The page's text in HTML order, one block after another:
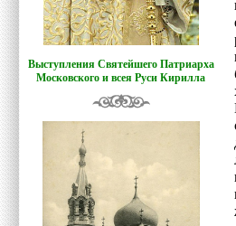
Выступления Святейшего Патриарха
Московского и всея Руси Кирилла